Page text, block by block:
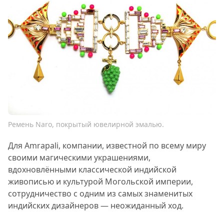
Ремень Naro, покрытый ювелирной эмалью.
Для Amrapali, компании, известной по всему миру
своими магическими украшениями,
вдохновлёнными классической индийской
живописью и культурой Могольской империи,
сотрудничество с одним из самых знаменитых
индийских дизайнеров — неожиданный ход.